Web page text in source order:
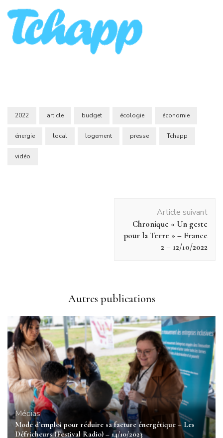
2022 article budget écologie économie
énergie local logement presse Tchapp
vidéo
Article suivant
Chronique « Un geste
pour la Terre » – France
2 – 12/10/2022
Autres publications
Médias
Mode d’emploi pour réduire sa facture énergétique – Les
Défricheurs (Festival Radio) – 14/10/2023